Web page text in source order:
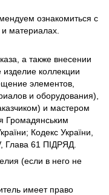
ознакомиться с
материалах.
а также внесении
коллекции
элементов,
и оборудования),
и мастером
Громадянським
Кодекс України,
Глава 61 ПІДРЯД.
(если в него не
имеет право